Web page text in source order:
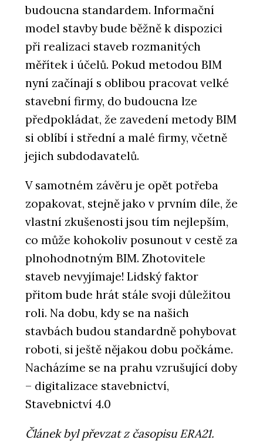
budoucna standardem. Informační
model stavby bude běžně k dispozici
při realizaci staveb rozmanitých
měřítek i účelů. Pokud metodou BIM
nyní začínají s oblibou pracovat velké
stavební firmy, do budoucna lze
předpokládat, že zavedení metody BIM
si oblíbí i střední a malé firmy, včetně
jejich subdodavatelů.
V samotném závěru je opět potřeba
zopakovat, stejně jako v prvním díle, že
vlastní zkušenosti jsou tím nejlepším,
co může kohokoliv posunout v cestě za
plnohodnotným BIM. Zhotovitele
staveb nevyjímaje! Lidský faktor
přitom bude hrát stále svoji důležitou
roli. Na dobu, kdy se na našich
stavbách budou standardně pohybovat
roboti, si ještě nějakou dobu počkáme.
Nacházíme se na prahu vzrušující doby
– digitalizace stavebnictví,
Stavebnictví 4.0
Článek byl převzat z časopisu ERA21.